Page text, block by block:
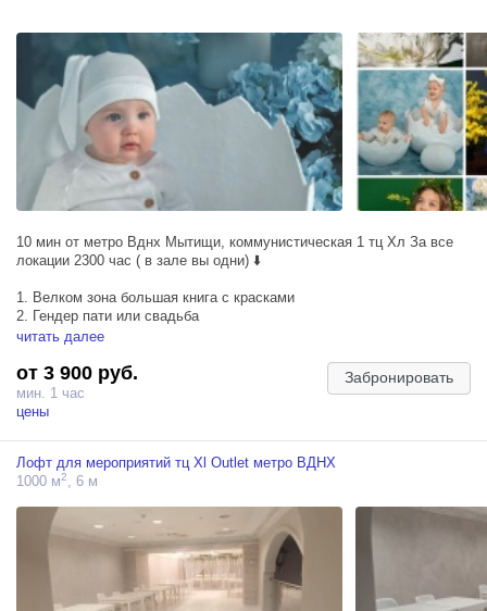
10 мин от метро Вднх Мытищи, коммунистическая 1 тц Хл За все
локации 2300 час ( в зале вы одни) ⬇️
1. Велком зона большая книга с красками
2. ⁠Гендер пати или свадьба
3. ⁠Велком зона обложка журнала vogue
5. ⁠Телефонная будка с цветами
6. ⁠восточная комната ( большая клетка в человеческий рост)
7. Принцеса на горошине
9. ⁠Гараж машина для детей
10. ⁠Ретро вокзал Гари Поттер с ретро чемоданами
11. ⁠Современный вокзал для фешен съемок
13. ⁠Лесная комната
14. ⁠Валуны и весенние цветы и лестница для съемки сверху
15. ⁠Комната с кроватью и ванной с облаками в цветах ( прекрасно
16. ⁠Домик с крыльцом лавочкой и велосипедом с мимозой и
читать далее
от 3 900 руб.
мин. 1 час
цены
Забронировать
Лофт для мероприятий тц Xl Outlet метро ВДНХ
1000 м2 , 6 м